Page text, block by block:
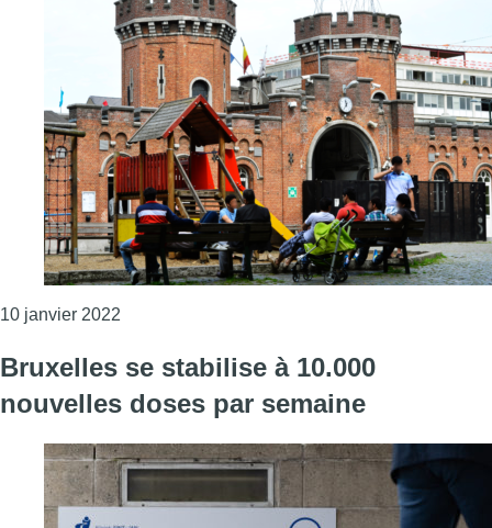
10 janvier 2022
Bruxelles se stabilise à 10.000
nouvelles doses par semaine